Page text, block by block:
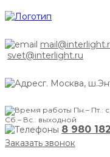
svet@interlight.ru
г. Москва,
Пн.– Пт.:
Сб.– Вс.: выходной
8 980
Заказать звонок